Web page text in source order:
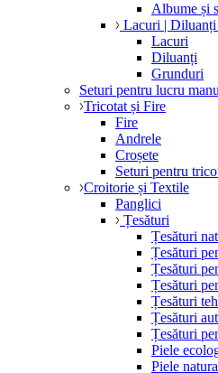
Albume și
Lacuri |
Lacuri
Diluanți
Grunduri
Seturi pentru lucru
Tricotat și Fire
Fire
Andrele
Croșete
Seturi pentru
Croitorie și Textile
Panglici
Țesături
Țesături
Țesături
Țesături
Țesături
Țesături
Țesături
Țesături
Piele
Piele